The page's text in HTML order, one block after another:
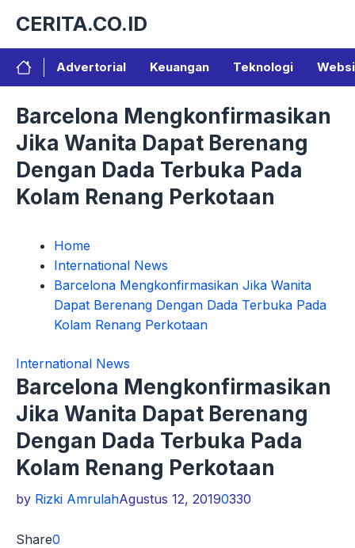
isi
CERITA.CO.ID
Advertorial Keuangan Teknologi
Barcelona Mengkonfirmasikan
Jika Wanita Dapat Berenang
Dengan Dada Terbuka Pada
Kolam Renang Perkotaan
Home
International News
Barcelona Mengkonfirmasikan Jika Wanita
Dapat Berenang Dengan Dada Terbuka Pada
Kolam Renang Perkotaan
International News
Barcelona Mengkonfirmasikan
Jika Wanita Dapat Berenang
Dengan Dada Terbuka Pada
Kolam Renang Perkotaan
by Rizki AmrulahAgustus 12, 20190330
Share0